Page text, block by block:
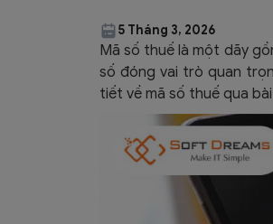
5 Tháng 3, 2026
Mã số thuế là một dãy
số đóng vai trò quan
tiết về mã số thuế qua